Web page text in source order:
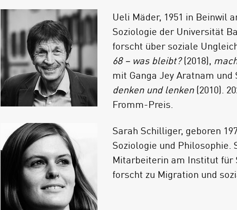
Ueli Mäder, 1951 in Beinwil
Soziologie der Universität
forscht über soziale
68 – was bleibt?(2018),
mit Ganga Jey Aratnam
denken und lenken(2010).
Fromm-Preis.
Sarah Schilliger, geboren
Soziologie und
Mitarbeiterin am Institut für
forscht zu Migration und